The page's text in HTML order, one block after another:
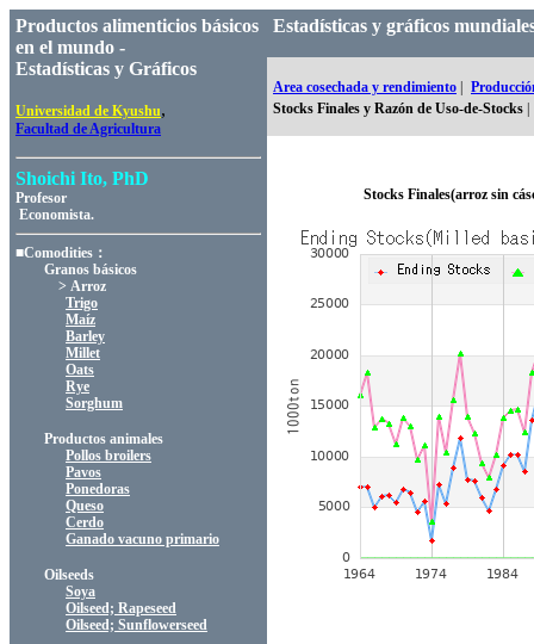
Productos alimenticios básicos
en el mundo -
Estadísticas y Gráficos
Universidad de Kyushu,
Facultad de Agricultura
Shoichi Ito, PhD
Profesor
Economista.
■Comodities：
Granos básicos
> Arroz
Trigo
Maíz
Barley
Millet
Oats
Rye
Sorghum
Productos animales
Pollos broilers
Pavos
Ponedoras
Queso
Cerdo
Ganado vacuno primario
Oilseeds
Soya
Oilseed; Rapeseed
Oilseed; Sunflowerseed
Estadísticas y gráficos
Area cosechada y rendimiento
Stocks Finales y Razón de Uso-de-Stocks
Stocks Finales(arroz sin